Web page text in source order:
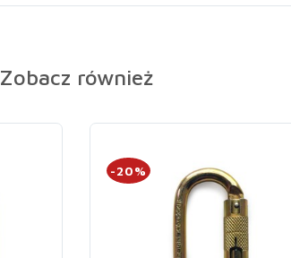
Zobacz również
-20%